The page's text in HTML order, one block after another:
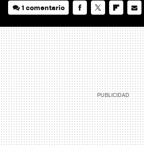
1 comentario
MAIL